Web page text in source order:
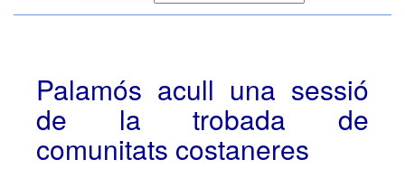
Palamós acull una sessió
de la trobada de
comunitats costaneres